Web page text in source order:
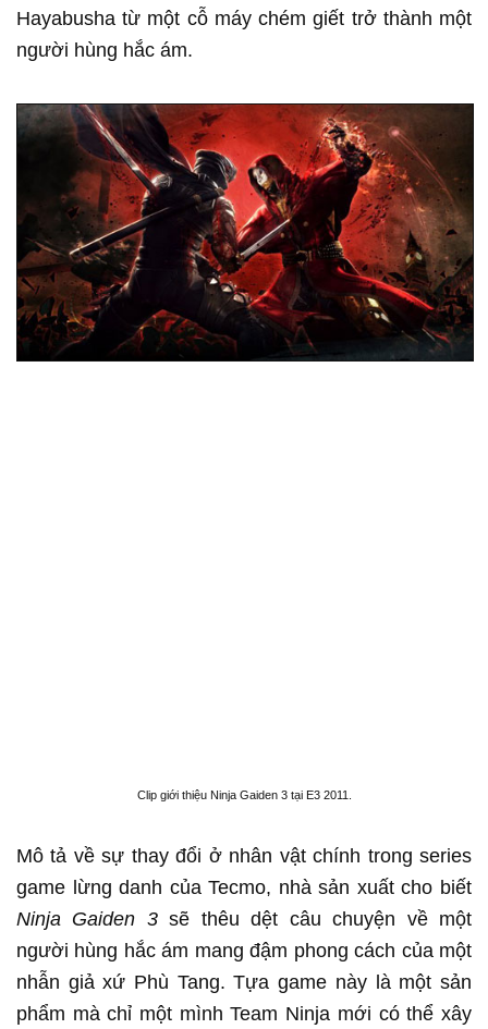
Hayabusha từ một cỗ máy chém giết trở thành một
người hùng hắc ám.
Clip giới thiệu Ninja Gaiden 3 tại E3 2011.
Mô tả về sự thay đổi ở nhân vật chính trong series
game lừng danh của Tecmo, nhà sản xuất cho biết
Ninja Gaiden 3sẽ thêu dệt câu chuyện về một
người hùng hắc ám mang đậm phong cách của một
nhẫn giả xứ Phù Tang. Tựa game này là một sản
phẩm mà chỉ một mình Team Ninja mới có thể xây